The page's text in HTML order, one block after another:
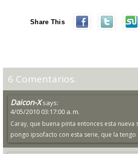
Share This
6 Comentarios.
Daicon-X says:
4/05/2010 03:17:00 a. m.
Caray, que buena pinta entonces esta nueva
pongo ipsofacto con esta serie, que la